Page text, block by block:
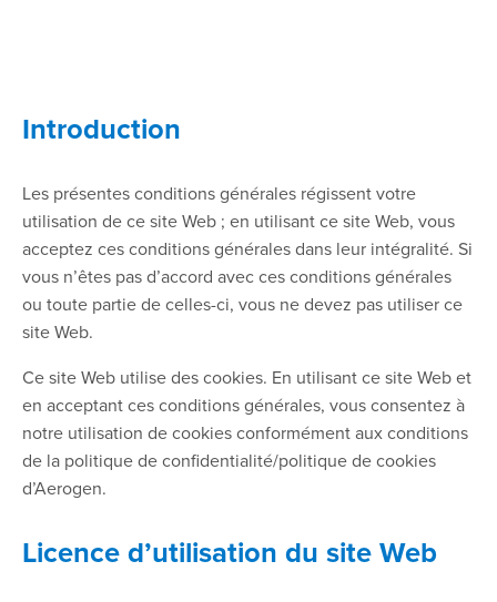
Introduction
Les présentes conditions générales régissent votre
utilisation de ce site Web ; en utilisant ce site Web, vous
acceptez ces conditions générales dans leur intégralité. Si
vous n’êtes pas d’accord avec ces conditions générales
ou toute partie de celles-ci, vous ne devez pas utiliser ce
site Web.
Ce site Web utilise des cookies. En utilisant ce site Web et
en acceptant ces conditions générales, vous consentez à
notre utilisation de cookies conformément aux conditions
de la politique de confidentialité/politique de cookies
d’Aerogen.
Licence d’utilisation du site Web